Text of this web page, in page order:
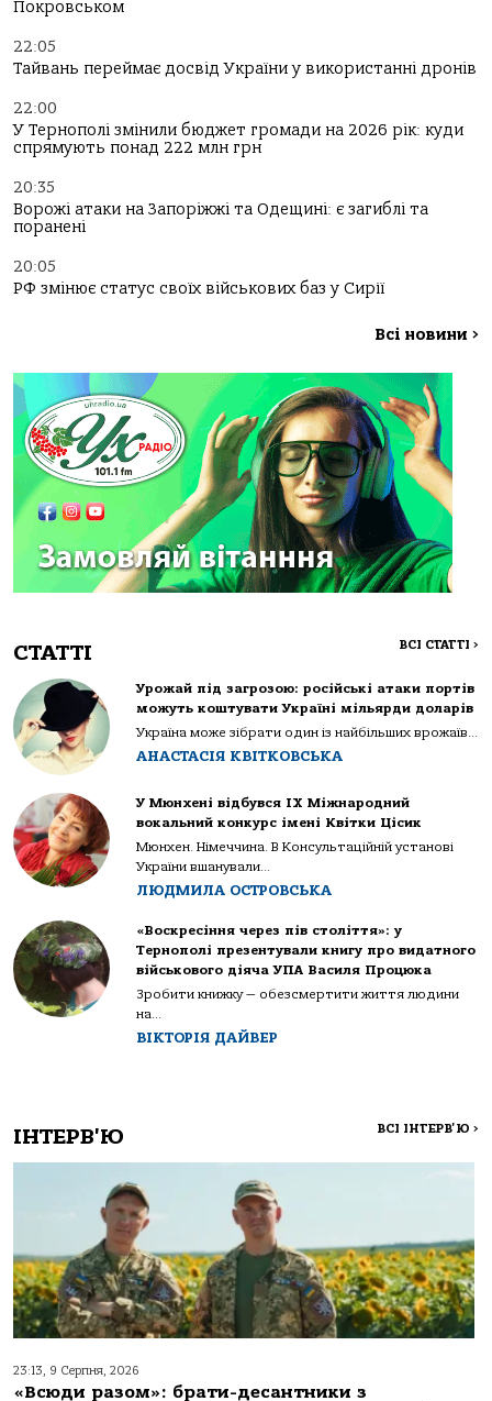
Покровськом
22:05
Тайвань переймає досвід України у використанні дронів
22:00
У Тернополі змінили бюджет громади на 2026 рік: куди
спрямують понад 222 млн грн
20:35
Ворожі атаки на Запоріжжі та Одещині: є загиблі та
поранені
20:05
РФ змінює статус своїх військових баз у Сирії
Всі новини >
СТАТТІ ВСІ СТАТТІ >
Урожай під загрозою: російські атаки портів
можуть коштувати Україні мільярди доларів
Україна може зібрати один із найбільших врожаїв...
АНАСТАСІЯ КВІТКОВСЬКА
У Мюнхені відбувся IX Міжнародний
вокальний конкурс імені Квітки Цісик
Мюнхен. Німеччина. В Консультаційній установі
України вшанували...
ЛЮДМИЛА ОСТРОВСЬКА
«Воскресіння через пів століття»: у
Тернополі презентували книгу про видатного
військового діяча УПА Василя Процюка
Зробити книжку — обезсмертити життя людини
на...
ВІКТОРІЯ ДАЙВЕР
ІНТЕРВ'Ю ВСІ ІНТЕРВ'Ю >
23:13, 9 Серпня, 2026
«Всюди разом»: брати-десантники з